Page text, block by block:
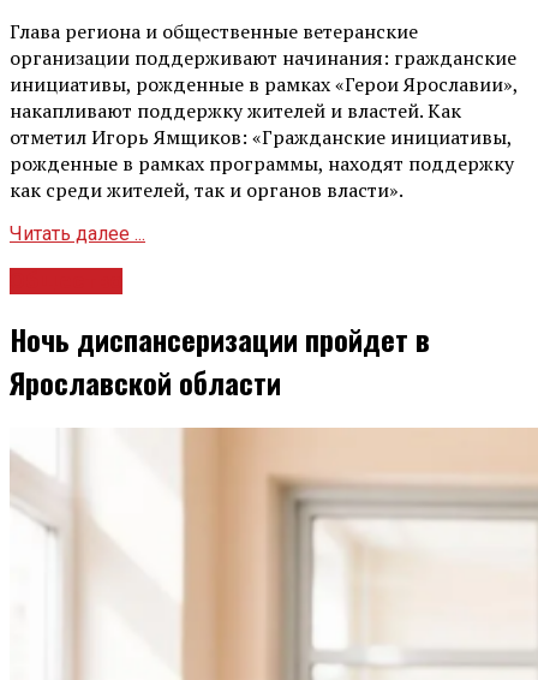
Глава региона и общественные ветеранские
организации поддерживают начинания: гражданские
инициативы, рожденные в рамках «Герои Ярославии»,
накапливают поддержку жителей и властей. Как
отметил Игорь Ямщиков: «Гражданские инициативы,
рожденные в рамках программы, находят поддержку
как среди жителей, так и органов власти».
Читать далее ...
Ночь диспансеризации пройдет в
Ярославской области